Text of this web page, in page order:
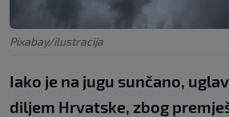
Pixabay/ilustracija
Iako je na jugu sunčano,
diljem Hrvatske, zbog